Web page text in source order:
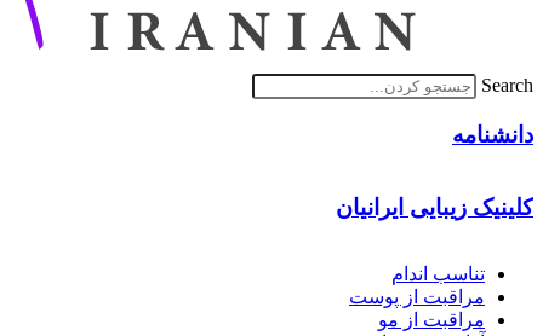
Search
دانشنامه
کلینیک زیبایی ایرانیان
تناسب اندام
مراقبت از پوست
مراقبت از مو